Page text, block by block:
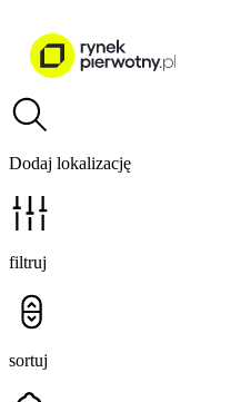
Dodaj lokalizację
filtruj
sortuj